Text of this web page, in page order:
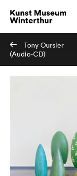
Tony Oursler
(Audio-CD)